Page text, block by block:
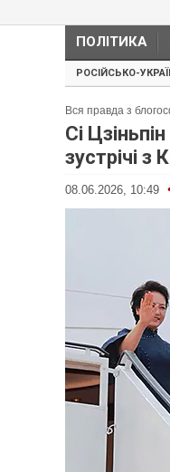
ПОЛІТИКА
РОСІЙСЬКО-
Вся правда з
Сі
зустрічі з
08.06.2026, 10:49